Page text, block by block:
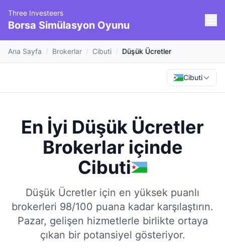
Three Investeers
Borsa Simülasyon Oyunu
Ana Sayfa / Brokerlar / Cibuti / Düşük Ücretler
Cibuti
En İyi Düşük Ücretler
Brokerlar içinde
Cibuti
Düşük Ücretler için en yüksek puanlı
brokerleri 98/100 puana kadar karşılaştırın.
Pazar, gelişen hizmetlerle birlikte ortaya
çıkan bir potansiyel gösteriyor.